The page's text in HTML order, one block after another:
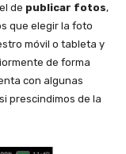
de publicar fotos,
que elegir la foto
móvil o tableta y
de forma
con algunas
prescindimos de la